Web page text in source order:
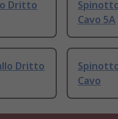
Dritto
Spinotto
Cavo 5A
Dritto
Cavo